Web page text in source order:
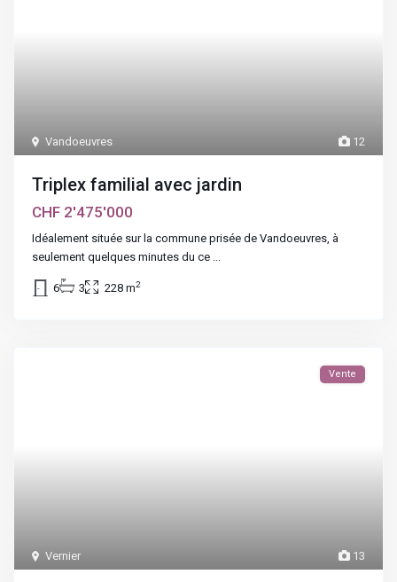
12
Vandoeuvres
Triplex familial avec jardin
CHF 2'475'000
Idéalement située sur la commune prisée de Vandoeuvres, à
seulement quelques minutes du ce ...
6 3 228 m2
13
Vernier
Vente